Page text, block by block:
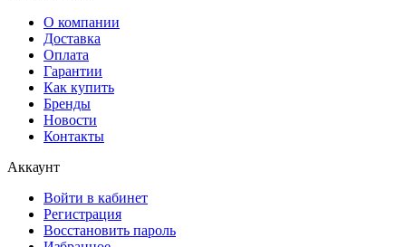
О компании
Доставка
Оплата
Гарантии
Как купить
Бренды
Новости
Контакты
Аккаунт
Войти в кабинет
Регистрация
Восстановить пароль